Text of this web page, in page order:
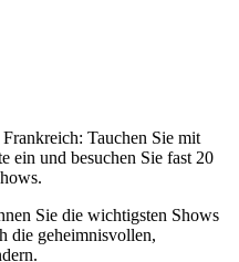
Tauchen Sie mit
ein und besuchen Sie fast 20
Sie die wichtigsten Shows
die geheimnisvollen,